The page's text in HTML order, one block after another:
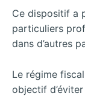
Ce dispositif a
particuliers
dans d’autres
Le régime
objectif